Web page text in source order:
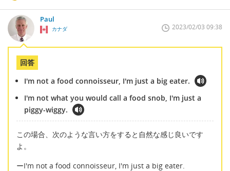
Paul
カナダ 2023/02/03 09:38
回答
I'm not a food connoisseur, I'm just a big eater.
I'm not what you would call a food snob, I'm just a
piggy-wiggy.
この場合、次のような言い方をすると自然な感じ良いです
よ。
ーI'm not a food connoisseur, I'm just a big eater.